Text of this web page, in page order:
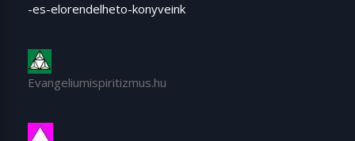
-es-elorendelheto-konyveink
Evangeliumispiritizmus.hu